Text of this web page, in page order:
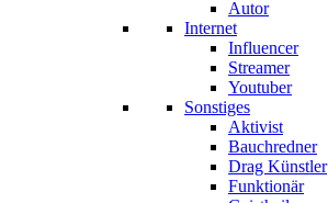
Autor
Internet
Influencer
Streamer
Youtuber
Sonstiges
Aktivist
Bauchredner
Drag Künstler
Funktionär